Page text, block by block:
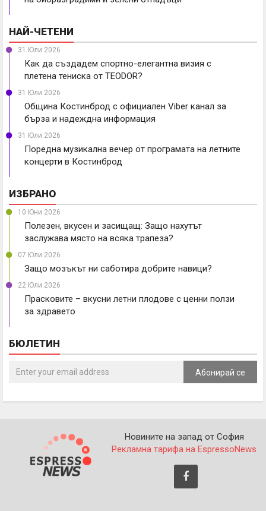
НАЙ-ЧЕТЕНИ
31 Юли 2026
Как да създадем спортно-елегантна визия с
плетена тениска от TEODOR?
31 Юли 2026
Община Костинброд с официален Viber канал за
бърза и надеждна информация
31 Юли 2026
Поредна музикална вечер от програмата на летните
концерти в Костинброд
ИЗБРАНО
10 Юни 2026
Полезен, вкусен и засищащ: Защо нахутът
заслужава място на всяка трапеза?
07 Юли 2026
Защо мозъкът ни саботира добрите навици?
22 Юли 2026
Прасковите – вкусни летни плодове с ценни ползи
за здравето
БЮЛЕТИН
Абонирай се
Новините на запад от София
Рекламна тарифа на EspressoNews